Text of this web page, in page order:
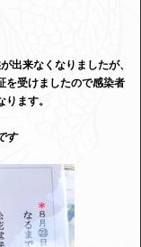
出来なくなりましたが、
を受けましたので感染者
ます。
す